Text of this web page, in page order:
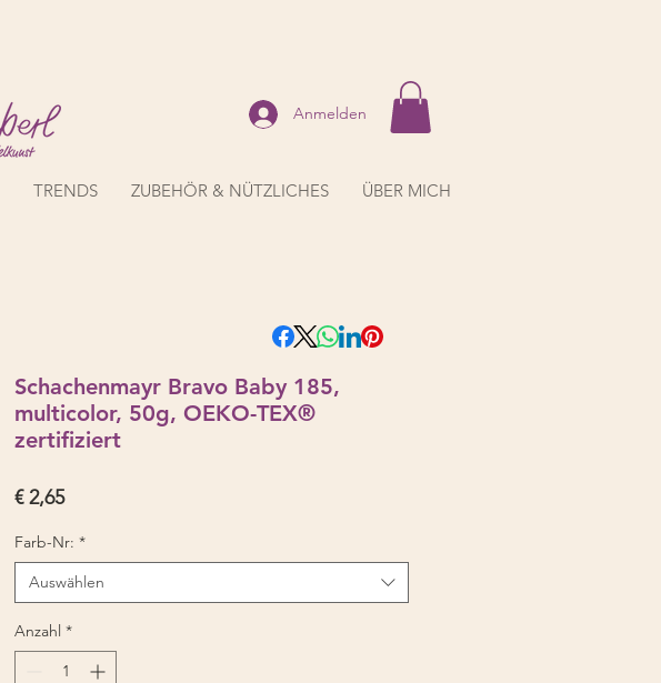
Anmelden
TRENDS ZUBEHÖR & NÜTZLICHES ÜBER MICH
Schachenmayr Bravo Baby 185,
multicolor, 50g, OEKO-TEX®
zertifiziert
€ 2,65Preis
Farb-Nr: *
Auswählen
Anzahl *